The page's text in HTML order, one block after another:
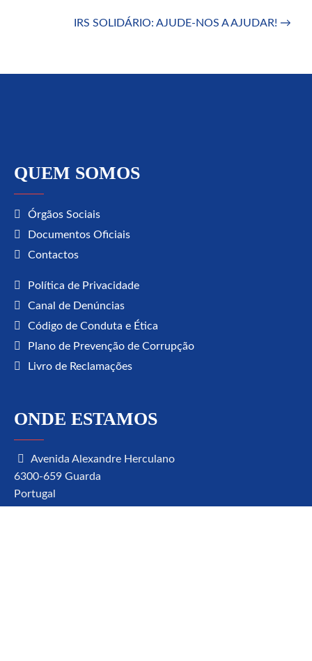
IRS SOLIDÁRIO: AJUDE-NOS A AJUDAR! →
QUEM SOMOS
Órgãos Sociais
Documentos Oficiais
Contactos
Política de Privacidade
Canal de Denúncias
Código de Conduta e Ética
Plano de Prevenção de Corrupção
Livro de Reclamações
ONDE ESTAMOS
Avenida Alexandre Herculano
6300-659 Guarda
Portugal